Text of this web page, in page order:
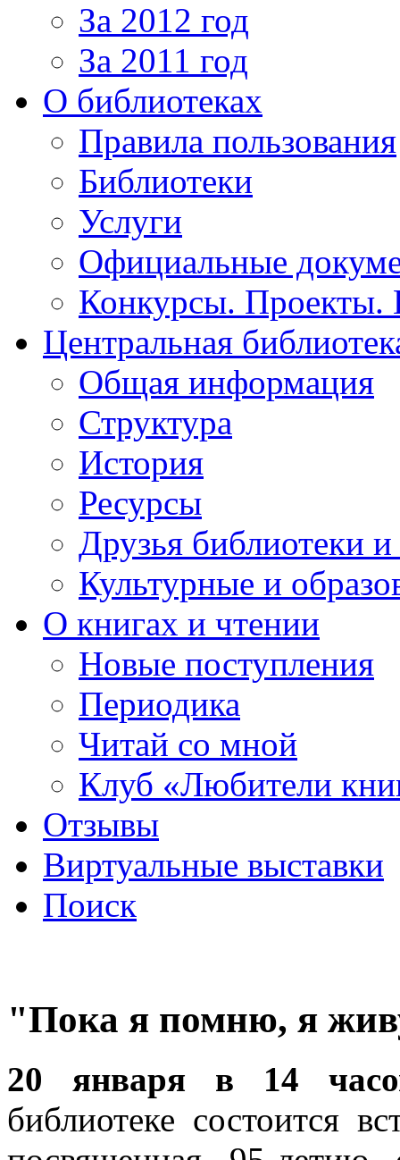
За 2012 год
За 2011 год
О библиотеках
Правила пользования
Библиотеки
Услуги
Официальные
Конкурсы.
Центральная
Общая информация
Структура
История
Ресурсы
Друзья библиотеки
Культурные и
О книгах и чтении
Новые поступления
Периодика
Читай со мной
Клуб «Любители
Отзывы
Виртуальные выставки
Поиск
"Пока я помню, я
20 января в 14
библиотеке состоится